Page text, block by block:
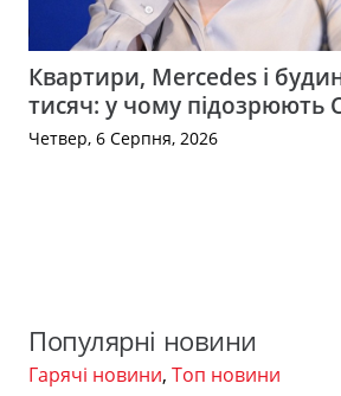
Квартири, Mercedes і
тисяч: у чому підозрюють
Четвер, 6 Серпня, 2026
Популярні новини
Гарячі новини, Топ новини